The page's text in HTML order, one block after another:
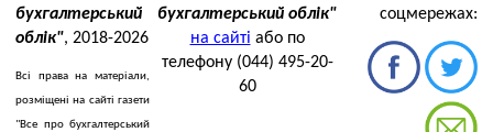
бухгалтерський
облік", 2018-2026
Всі права на матеріали,
розміщені на сайті газети
"Все про бухгалтерський
бухгалтерський облік"
на сайті або по
телефону (044) 495-20-
60
соцмережах: